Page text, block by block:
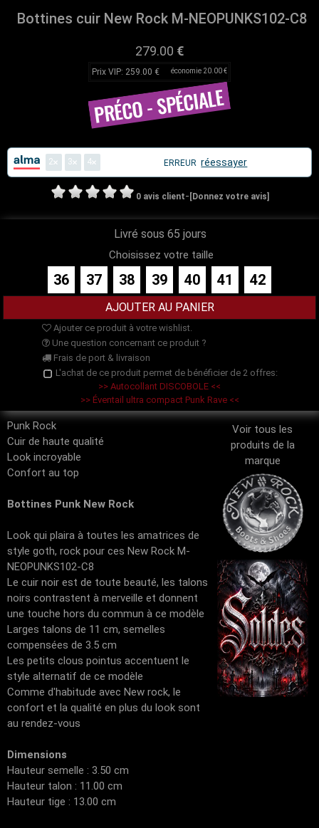
Bottines cuir New Rock M-NEOPUNKS102-C8
279.00 €
Prix VIP: 259.00 € économie 20.00 €
2 3 4 ERREUR réessayer
0 avis client- [Donnez votre avis]
Livré sous 65 jours
Choisissez votre taille
36 37 38 39 40 41 42
Ajouter ce produit à votre wishlist.
Une question concernant ce produit ?
Frais de port & livraison
L'achat de ce produit permet de bénéficier de 2 offres:
>> Autocollant DISCOBOLE <<
>> Éventail ultra compact Punk Rave <<
Voir tous les
produits de la
marque
Punk Rock
Cuir de haute qualité
Look incroyable
Confort au top
Bottines Punk New Rock
Look qui plaira à toutes les amatrices de
style goth, rock pour ces New Rock M-
NEOPUNKS102-C8
Le cuir noir est de toute beauté, les talons
noirs contrastent à merveille et donnent
une touche hors du commun à ce modèle
Larges talons de 11 cm, semelles
compensées de 3.5 cm
Les petits clous pointus accentuent le
style alternatif de ce modèle
Comme d'habitude avec New rock, le
confort et la qualité en plus du look sont
au rendez-vous
Dimensions
Hauteur semelle : 3.50 cm
Hauteur talon : 11.00 cm
Hauteur tige : 13.00 cm